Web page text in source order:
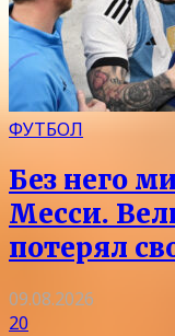
ФУТБОЛ
Без него
Месси.
потерял
09.08.2026
20